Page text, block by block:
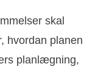
skal
hvordan planen
planlægning,